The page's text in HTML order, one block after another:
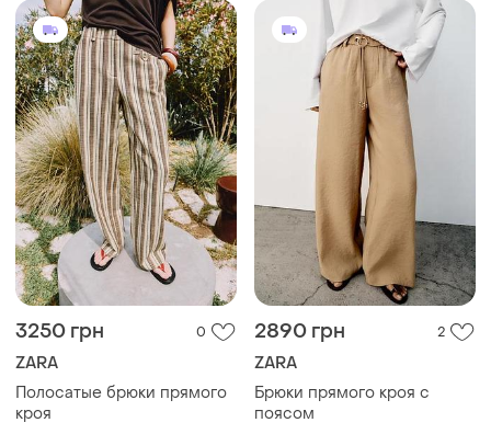
3250 грн 0
ZARA
Полосатые брюки прямого
кроя
2890 грн 2
ZARA
Брюки прямого кроя с
поясом